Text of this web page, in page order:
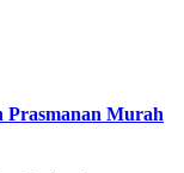
Prasmanan Murah